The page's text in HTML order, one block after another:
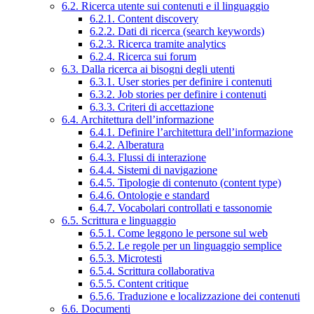
6.2. Ricerca utente sui contenuti e il linguaggio
6.2.1. Content discovery
6.2.2. Dati di ricerca (search keywords)
6.2.3. Ricerca tramite analytics
6.2.4. Ricerca sui forum
6.3. Dalla ricerca ai bisogni degli utenti
6.3.1. User stories per definire i contenuti
6.3.2. Job stories per definire i contenuti
6.3.3. Criteri di accettazione
6.4. Architettura dell’informazione
6.4.1. Definire l’architettura dell’informazione
6.4.2. Alberatura
6.4.3. Flussi di interazione
6.4.4. Sistemi di navigazione
6.4.5. Tipologie di contenuto (content type)
6.4.6. Ontologie e standard
6.4.7. Vocabolari controllati e tassonomie
6.5. Scrittura e linguaggio
6.5.1. Come leggono le persone sul web
6.5.2. Le regole per un linguaggio semplice
6.5.3. Microtesti
6.5.4. Scrittura collaborativa
6.5.5. Content critique
6.5.6. Traduzione e localizzazione dei contenuti
6.6. Documenti